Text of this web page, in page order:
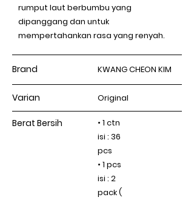
rumput laut berbumbu yang
dipanggang dan untuk
mempertahankan rasa yang renyah.
Brand KWANG CHEON KIM
Varian Original
Berat Bersih
• 1 ctn
isi : 36
pcs
• 1 pcs
isi : 2
pack (